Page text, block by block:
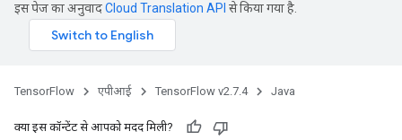
इस पेज का अनुवादCloud Translation API से किया गया है.
TensorFlow एपीआई TensorFlow v2.7.4 Java
क्या इस कॉन्टेंट से आपको मदद मिली?